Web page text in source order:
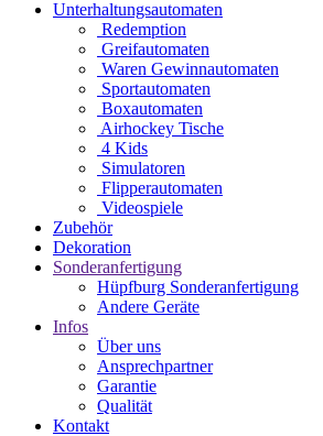
Unterhaltungsautomaten
Redemption
Greifautomaten
Waren Gewinnautomaten
Sportautomaten
Boxautomaten
Airhockey Tische
4 Kids
Simulatoren
Flipperautomaten
Videospiele
Zubehör
Dekoration
Sonderanfertigung
Hüpfburg Sonderanfertigung
Andere Geräte
Infos
Über uns
Ansprechpartner
Garantie
Qualität
Kontakt